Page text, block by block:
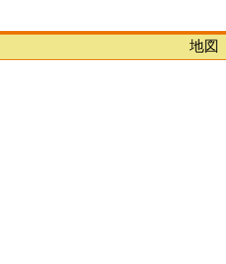
地図